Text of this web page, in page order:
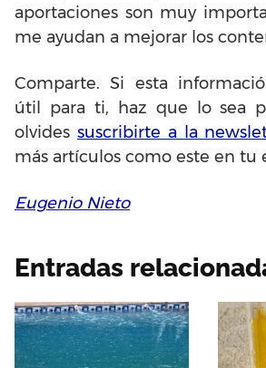
aportaciones son muy
me ayudan a mejorar los
Comparte. Si esta
útil para ti, haz que lo sea
olvides suscribirte a la
más artículos como este en tu
Eugenio Nieto
Entradas